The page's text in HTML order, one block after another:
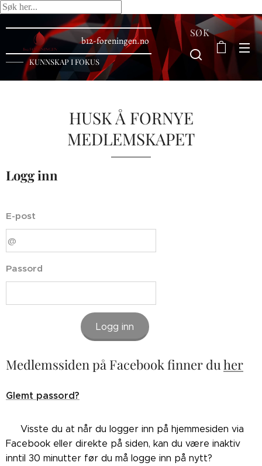
b12-foreningen.no
KUNNSKAP I FOKUS
SØK
HUSK Å FORNYE
MEDLEMSKAPET
Logg inn
E-post
Passord
Logg inn
Medlemssiden på Facebook finner duher
Glemt passord?
👉🏼Visste du at når du logger inn på hjemmesiden via
Facebook eller direkte på siden, kan du være inaktiv
inntil 30 minutter før du må logge inn på nytt?